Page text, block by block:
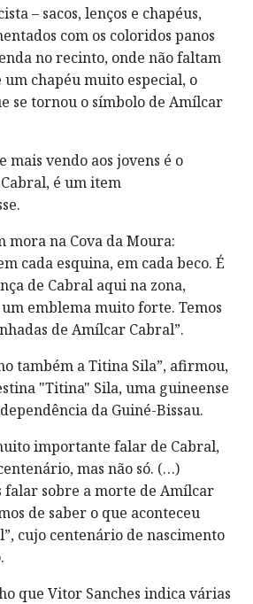
– sacos, lenços e chapéus,
com os coloridos panos
no recinto, onde não faltam
um chapéu muito especial, o
se tornou o símbolo de Amílcar
mais vendo aos jovens é o
é um item
mora na Cova da Moura:
cada esquina, em cada beco. É
de Cabral aqui na zona,
emblema muito forte. Temos
de Amílcar Cabral”.
também a Titina Sila”, afirmou,
"Titina" Sila, uma guineense
da Guiné-Bissau.
importante falar de Cabral,
mas não só. (…)
falar sobre a morte de Amílcar
de saber o que aconteceu
cujo centenário de nascimento
que Vitor Sanches indica várias